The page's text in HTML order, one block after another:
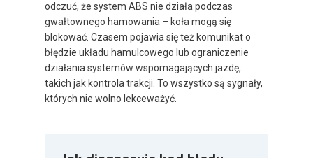
odczuć, że system ABS nie działa podczas
gwałtownego hamowania – koła mogą się
blokować. Czasem pojawia się też komunikat o
błędzie układu hamulcowego lub ograniczenie
działania systemów wspomagających jazdę,
takich jak kontrola trakcji. To wszystko są sygnały,
których nie wolno lekceważyć.